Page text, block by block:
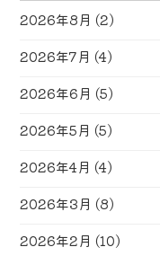
2026年8月 (2)
2026年7月 (4)
2026年6月 (5)
2026年5月 (5)
2026年4月 (4)
2026年3月 (8)
2026年2月 (10)